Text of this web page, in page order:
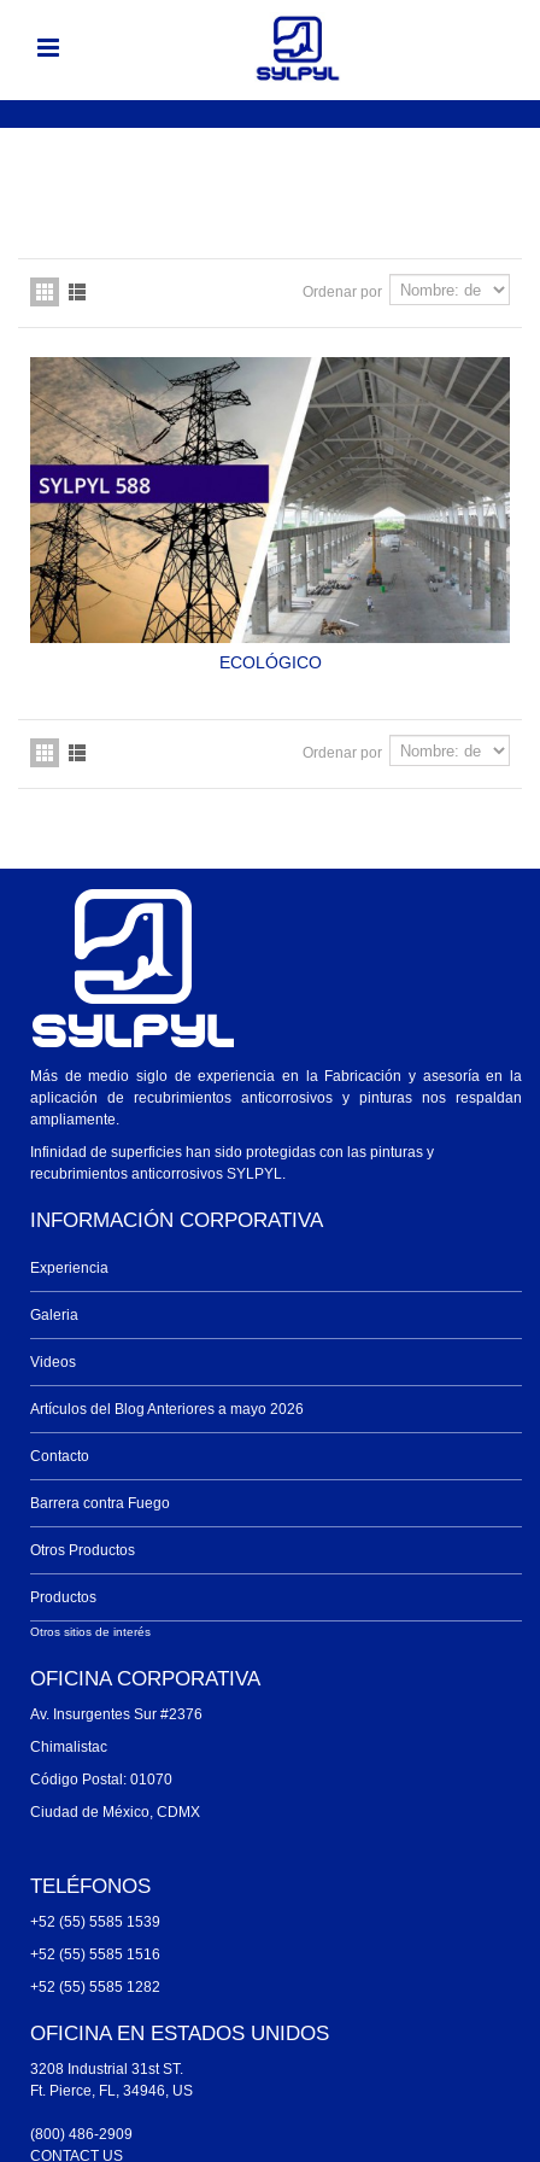
Ordenar por
ECOLÓGICO
SYLPYL 588Ordenar por
Más de medio siglo de experiencia en la Fabricación y asesoría en la
aplicación de recubrimientos anticorrosivos y pinturas nos respaldan
ampliamente.
Infinidad de superficies han sido protegidas con las pinturas y
recubrimientos anticorrosivos SYLPYL.
INFORMACIÓN CORPORATIVA
Experiencia
Galeria
Videos
Artículos del Blog Anteriores a mayo 2026
Contacto
Barrera contra Fuego
Otros Productos
Productos
Otros sitios de interés
OFICINA CORPORATIVA
Av. Insurgentes Sur #2376
Chimalistac
Código Postal: 01070
Ciudad de México, CDMX
TELÉFONOS
+52 (55) 5585 1539
+52 (55) 5585 1516
+52 (55) 5585 1282
OFICINA EN ESTADOS UNIDOS
3208 Industrial 31st ST.
Ft. Pierce, FL, 34946, US
(800) 486-2909
CONTACT US